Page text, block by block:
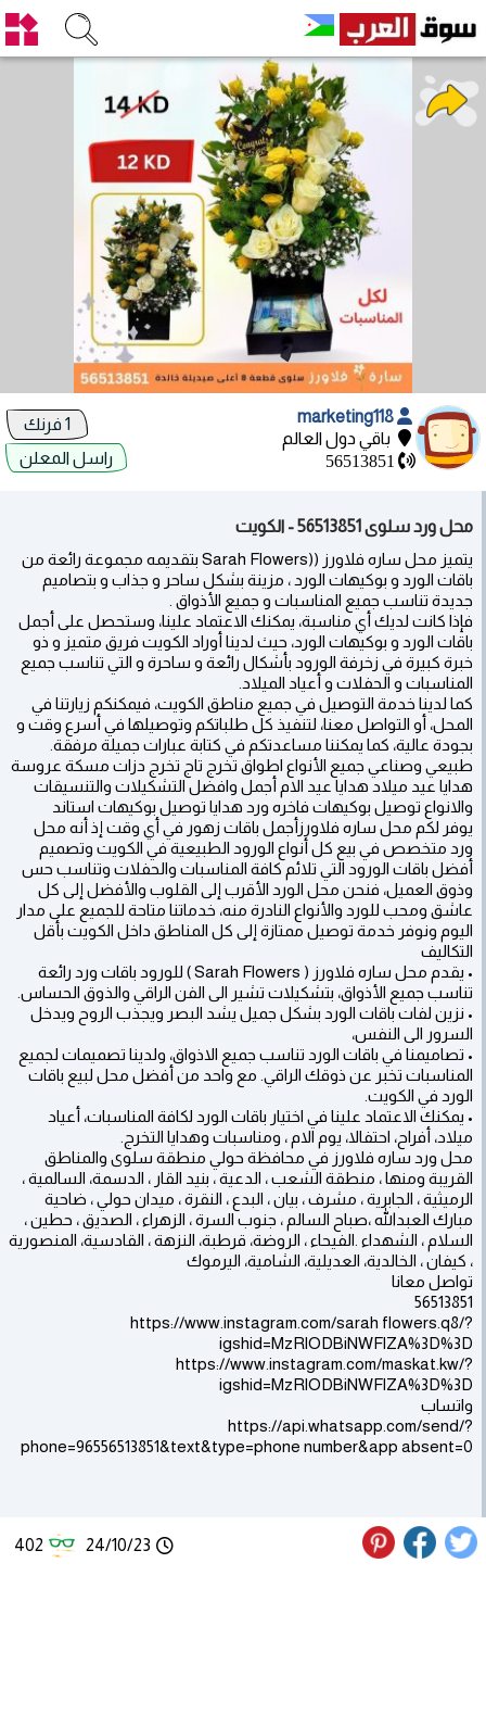
باقي دول العالم
56513851
راسل المعلن
محل ورد سلوى 56513851 - الكويت
يتميز محل ساره فلاورز ((Sarah Flowers بتقديمه مجموعة رائعة من
باقات الورد و بوكيهات الورد ، مزينة بشكل ساحر و جذاب و بتصاميم
جديدة تناسب جميع المناسبات و جميع الأذواق .
فإذا كانت لديك أي مناسبة، يمكنك الاعتماد علينا، وستحصل على أجمل
باقات الورد و بوكيهات الورد، حيث لدينا أوراد الكويت فريق متميز و ذو
خبرة كبيرة في زخرفة الورود بأشكال رائعة و ساحرة و التي تناسب جميع
المناسبات و الحفلات و أعياد الميلاد.
كما لدينا خدمة التوصيل في جميع مناطق الكويت، فيمكنكم زيارتنا في
المحل، أو التواصل معنا، لتنفيذ كل طلباتكم وتوصيلها في أسرع وقت و
بجودة عالية، كما يمكننا مساعدتكم في كتابة عبارات جميلة مرفقة.
طبيعي وصناعي جميع الأنواع اطواق تخرج تاج تخرج دزات مسكة عروسة
هدايا عيد ميلاد هدايا عيد الام أجمل وافضل التشكيلات والتنسيقات
والانواع توصيل بوكيهات فاخره ورد هدايا توصيل بوكيهات استاند
يوفر لكم محل ساره فلاورزأجمل باقات زهور في أي وقت إذ أنه محل
ورد متخصص في بيع كل أنواع الورود الطبيعية في الكويت وتصميم
أفضل باقات الورود التي تلائم كافة المناسبات والحفلات وتناسب حس
وذوق العميل، فنحن محل الورد الأقرب إلى القلوب والأفضل إلى كل
عاشق ومحب للورد والأنواع النادرة منه، خدماتنا متاحة للجميع على مدار
اليوم ونوفر خدمة توصيل ممتازة إلى كل المناطق داخل الكويت بأقل
التكاليف
• يقدم محل ساره فلاورز ( Sarah Flowers ) للورود باقات ورد رائعة
تناسب جميع الأذواق، بتشكيلات تشير الى الفن الراقي والذوق الحساس.
• نزين لفات باقات الورد بشكل جميل يشد البصر ويجذب الروح ويدخل
السرور الى النفس،
• تصاميمنا في باقات الورد تناسب جميع الاذواق، ولدينا تصميمات لجميع
المناسبات تخبر عن ذوقك الراقي. مع واحد من أفضل محل لبيع باقات
الورد في الكويت.
• يمكنك الاعتماد علينا في اختيار باقات الورد لكافة المناسبات، أعياد
ميلاد، أفراح، احتفالا، يوم الام ، ومناسبات وهدايا التخرج.
محل ورد ساره فلاورز في محافظة حولي منطقة سلوى والمناطق
القريبة ‎ومنها ، منطقة الشعب ، الدعية ، بنيد القار ، الدسمة، السالمية ،
الرميثية ، الجابرية ، مشرف ، بيان ، البدع ، النقرة ، ميدان حولي ، ضاحية
مبارك العبدالله ،صباح السالم ، جنوب السرة ، الزهراء ، الصديق ، حطين ،
السلام ، الشهداء .الفيحاء ، الروضة، قرطبة، النزهة ، القادسية، المنصورية
، كيفان ، الخالدية، العديلية، الشامية، اليرموك
تواصل معانا
56513851
https://www.instagram.com/sarah flowers.q8/?
igshid=MzRlODBiNWFlZA%3D%3D
https://www.instagram.com/maskat.kw/?
igshid=MzRlODBiNWFlZA%3D%3D
واتساب
https://api.whatsapp.com/send/?
phone=96556513851&text&type=phone number&app absent=0
24/10/23
402